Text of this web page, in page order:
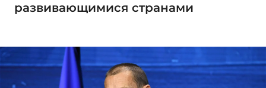
развивающимися странами